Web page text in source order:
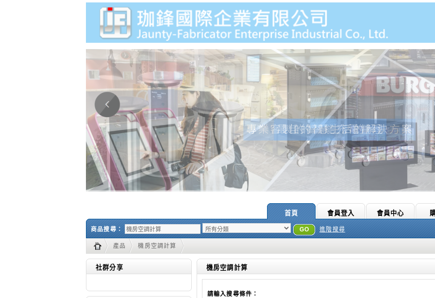
首頁 會員登入 會員中心
商品搜尋： GO 進階搜尋
產品 機房空調計算
社群分享 機房空調計算
請輸入搜尋條件：